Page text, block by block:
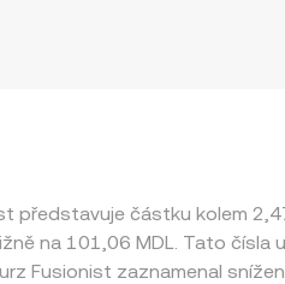
představuje částku kolem
na 101,06 MDL. Tato čísla
Fusionist zaznamenal